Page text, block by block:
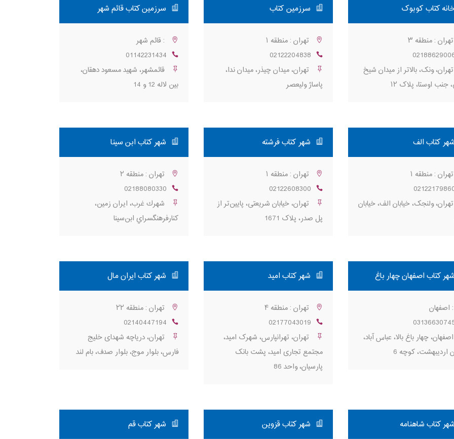
کتاب كوبوک
تهران : منطقه ۳
تهران، ونک، بالاتر از میدان شیخ
جنب اوستا، پلاک ۱۲
سرزمين كتاب
تهران : منطقه ۱
02122204838
تهران، ميدان چيذر، ميدان ندا،
پاساژ وليعصر
سرزمین کتاب قائم شهر
: قائم شهر
01142231434
قائمشهر، شهید مسعود دهقان،
بین لاله 12 و 14
شهر كتاب الف
تهران : منطقه ۱
تهران، ولنجک، خیابان الف، خیابان
شهر كتاب فرشته
تهران : منطقه ۱
02122608300
تهران، خیابان شریعتی، پایین‌تر از
پل صدر، پلاک 1671
شهر کتاب ابن سینا
تهران : منطقه ۲
02188080330
شهرك غرب، ايران زمين،
كنارفرهنگسراي ابن‌سینا
شهر کتاب اصفهان چهار باغ
: اصفهان
اصفهان، چهار باغ بالا، عباس آباد،
ارديبهشت، كوچه 6
شهر کتاب امید
تهران : منطقه ۴
02177043019
تهران، تهرانپارس، شهرک امید،
مجتمع تجاری امید، پشت بانک
پارسیان، واحد 86
شهر کتاب ایران مال
تهران : منطقه ۲۲
02140447194
تهران، دریاچه شهدای خلیج
فارس، بلوار موج، بلوار صدف، بام لند
شهر کتاب شاهنامه شهر کتاب قزوین شهر کتاب قم